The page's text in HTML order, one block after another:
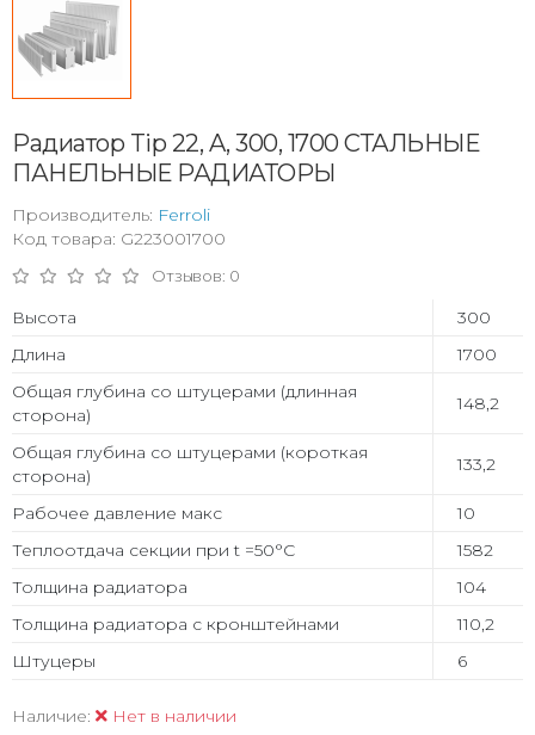
Радиатор Tip 22, A, 300, 1700 СТАЛЬНЫЕ
ПАНЕЛЬНЫЕ РАДИАТОРЫ
Производитель: Ferroli
Код товара: G223001700
Отзывов: 0
Высота
300
Длина
1700
Общая глубина со штуцерами (длинная
сторона)
148,2
Общая глубина со штуцерами (короткая
сторона)
133,2
Рабочее давление макс
10
Теплоотдача секции при t =50°С
1582
Толщина радиатора
104
Толщина радиатора с кронштейнами
110,2
Штуцеры
6
Наличие: Нет в наличии